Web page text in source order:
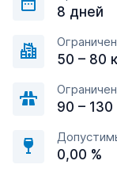
8 дней
50 – 80
90 –
0,00 %